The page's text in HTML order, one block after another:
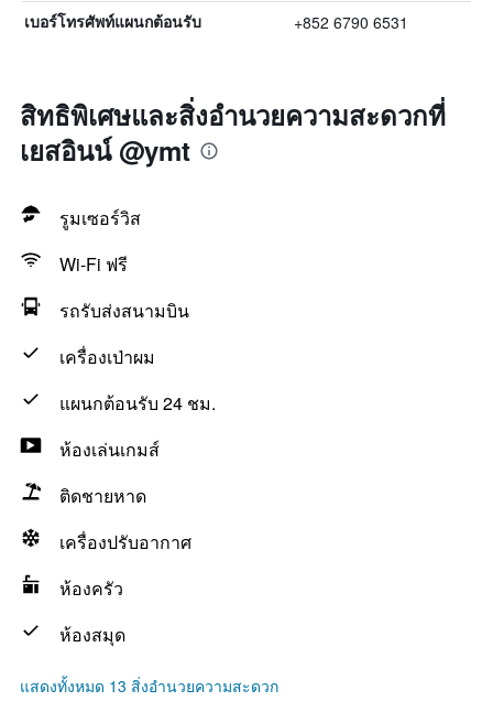
เบอร์โทรศัพท์แผนกต้อนรับ +852 6790 6531
สิทธิพิเศษและสิ่งอำนวยความสะดวกที่
เยสอินน์ @ymt
รูมเซอร์วิส
Wi-Fi ฟรี
รถรับส่งสนามบิน
เครื่องเป่าผม
แผนกต้อนรับ 24 ชม.
ห้องเล่นเกมส์
ติดชายหาด
เครื่องปรับอากาศ
ห้องครัว
ห้องสมุด
แสดงทั้งหมด 13 สิ่งอำนวยความสะดวก